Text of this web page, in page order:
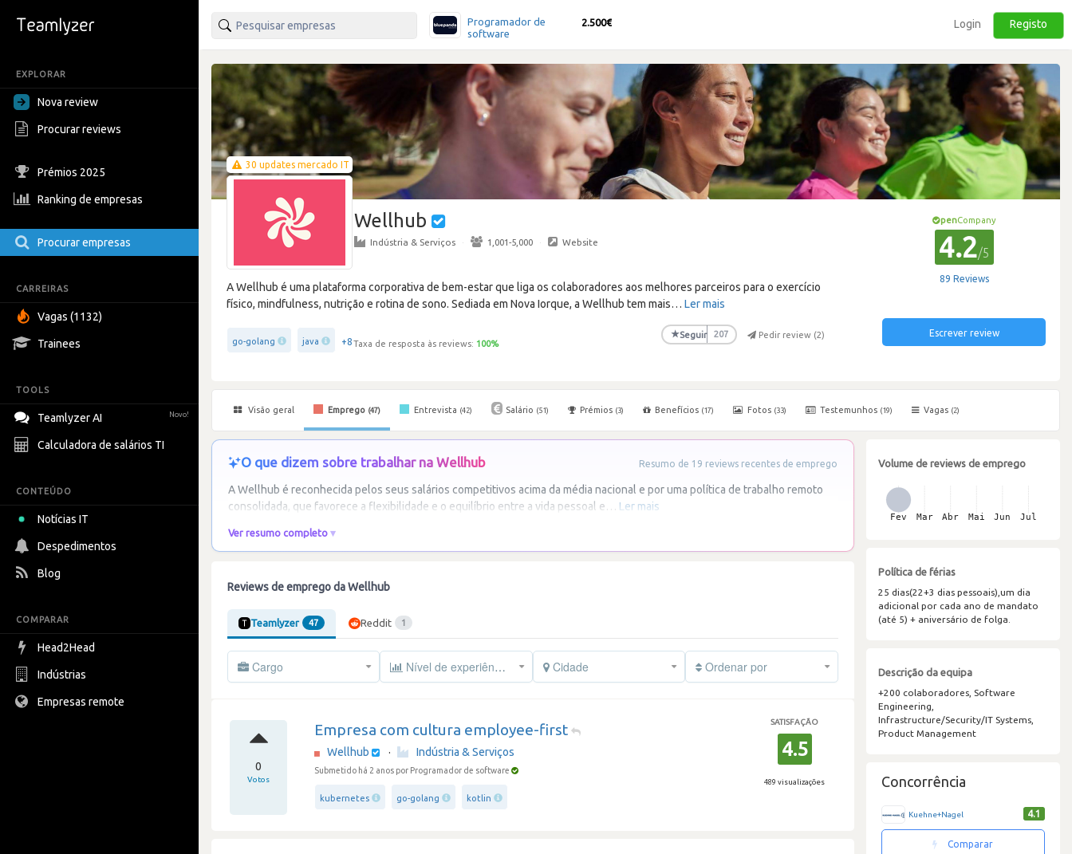
EXPLORAR
Nova review
Procurar reviews
Prémios 2025
Ranking de empresas
Procurar empresas
CARREIRAS
Vagas (1132)
Trainees
TOOLS
Teamlyzer AI Novo!
Calculadora de salários TI
CONTEÚDO
Notícias IT
Despedimentos
Blog
COMPARAR
Head2Head
Indústrias
Empresas remote
Programador de
software
2.500€ Login Registo
30 updates mercado IT
Wellhub
Indústria & Serviços · 1,001-5,000 · Website
A Wellhub é uma plataforma corporativa de bem-estar que liga os colaboradores aos melhores parceiros para o exercício
físico, mindfulness, nutrição e rotina de sono. Sediada em Nova Iorque, a Wellhub tem mais… Ler mais
go-golang java +8Taxa de resposta às reviews: 100%
★Seguir 207 Pedir review (2)
penCompany
4.2/5
89 Reviews
Escrever review
Visão geral Emprego (47) Entrevista (42) Salário (51) Prémios (3) Benefícios (17) Fotos (33) Testemunhos (19) Vagas (2)
O que dizem sobre trabalhar na Wellhub Resumo de 19 reviews recentes de emprego
A Wellhub é reconhecida pelos seus salários competitivos acima da média nacional e por uma política de trabalho remoto
consolidada, que favorece a flexibilidade e o equilíbrio entre a vida pessoal e… Ler mais
Ver resumo completo
Reviews de emprego da Wellhub
Teamlyzer 47 Reddit 1
Cargo Nível de experiência Cidade Ordenar por
0
Votos
Empresa com cultura employee-first
Wellhub · Indústria & Serviços
Submetido há 2 anos por Programador de software
kubernetes go-golang kotlin
SATISFAÇÃO
4.5
489 visualizações
Volume de reviews de emprego
Política de férias
25 dias(22+3 dias pessoais),um dia
adicional por cada ano de mandato
(até 5) + aniversário de folga.
Descrição da equipa
+200 colaboradores, Software
Engineering,
Infrastructure/Security/IT Systems,
Product Management
Concorrência
Kuehne+Nagel 4.1
Comparar